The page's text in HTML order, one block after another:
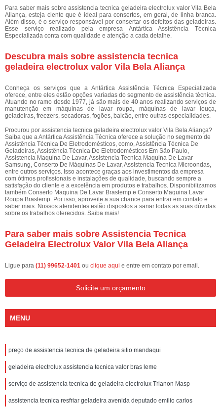
Para saber mais sobre assistencia tecnica geladeira electrolux valor Vila Bela
Aliança, esteja ciente que é ideal para consertos, em geral, de linha branca.
Além disso, é o serviço responsável por consertar os defeitos das geladeiras.
Esse serviço realizado pela empresa Antártica Assistência Técnica
Especializada conta com qualidade e atenção a cada detalhe.
Descubra mais sobre assistencia tecnica
geladeira electrolux valor Vila Bela Aliança
Conheça os serviços que a Antártica Assistência Técnica Especializada
oferece, entre eles estão opções variadas do segmento de assistência técnica.
Atuando no ramo desde 1977, já são mais de 40 anos realizando serviços de
manutenção em máquinas de lavar roupa, máquinas de lavar louça,
geladeiras, freezers, secadoras, fogões, balcão, entre outras especialidades.
Procurou por assistencia tecnica geladeira electrolux valor Vila Bela Aliança?
Saiba que a Antártica Assistência Técnica oferece a solução no segmento de
Assistência Técnica De Eletrodomésticos, como, Assistência Técnica De
Geladeiras, Assistência Técnica De Eletrodomésticos Em São Paulo,
Assistencia Maquina De Lavar, Assistencia Tecnica Maquina De Lavar
Samsung, Conserto De Máquinas De Lavar, Assistencia Tecnica Microondas,
entre outros serviços. Isso acontece graças aos investimentos da empresa
com ótimos profissionais e instalações de qualidade, buscando sempre a
satisfação do cliente e a excelência em produtos e trabalhos. Disponibilizamos
também Conserto Maquina De Lavar Brastemp e Conserto Maquina Lavar
Roupa Brastemp. Por isso, aproveite a sua chance para entrar em contato e
saber mais. Nossos atendentes estão dispostos a sanar todas as suas dúvidas
sobre os trabalhos oferecidos. Saiba mais!
Para saber mais sobre Assistencia Tecnica
Geladeira Electrolux Valor Vila Bela Aliança
Ligue para (11) 99652-1401 ou clique aqui e entre em contato por email.
Solicite um orçamento
MENU
preço de assistencia tecnica de geladeira sitio mandaqui
geladeira electrolux assistencia tecnica valor bras leme
serviço de assistencia tecnica de geladeira electrolux Trianon Masp
assistencia tecnica resfriar geladeira avenida deputado emilio carlos